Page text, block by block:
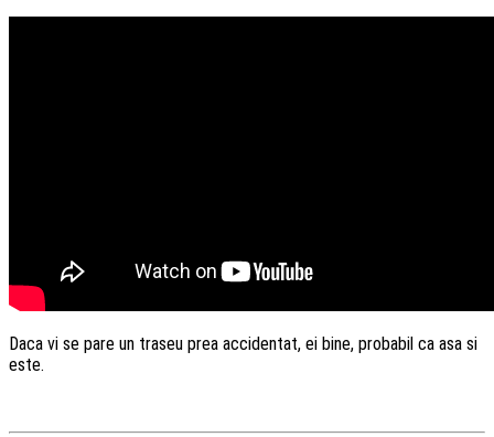
Daca vi se pare un traseu prea accidentat, ei bine, probabil ca asa si
este.